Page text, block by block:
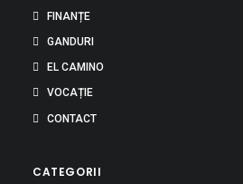
FINANȚE
GANDURI
EL CAMINO
VOCAȚIE
CONTACT
CATEGORII